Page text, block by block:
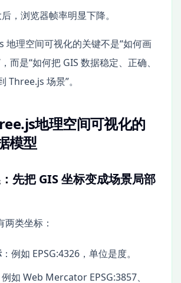
，浏览器帧率明显下降。
地理空间可视化的关键不是“如何画
而是“如何把 GIS 数据稳定、正确、
Three.js 场景”。
地理空间可视化的
模型
先把 GIS 坐标变成场景局部
两类坐标：
：例如 EPSG:4326，单位是度。
如 Web Mercator EPSG:3857、